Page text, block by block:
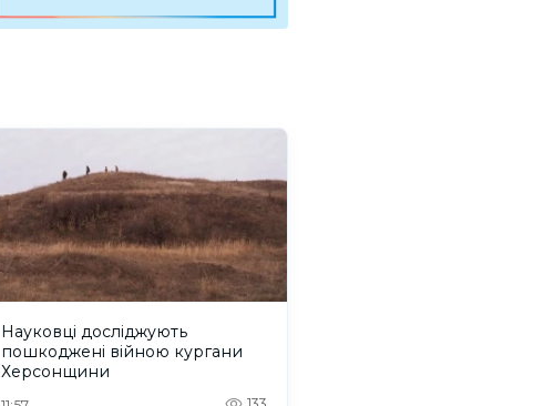
Науковці досліджують
пошкоджені війною кургани
Херсонщини